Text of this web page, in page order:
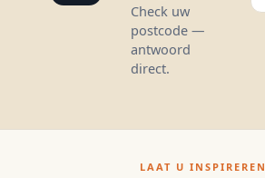
Check uw
postcode —
antwoord
direct.
LAAT U INSPIREREN